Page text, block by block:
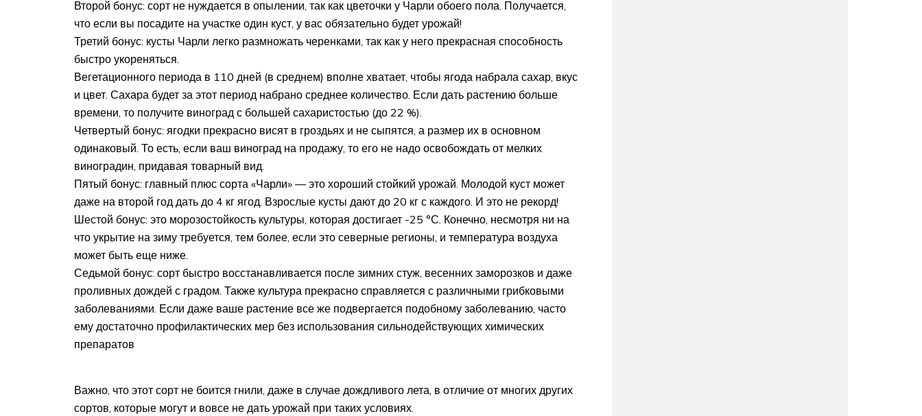
Второй бонус: сорт не нуждается в опылении, так как цветочки у Чарли обоего пола. Получается,
что если вы посадите на участке один куст, у вас обязательно будет урожай!
Третий бонус: кусты Чарли легко размножать черенками, так как у него прекрасная способность
быстро укореняться.
Вегетационного периода в 110 дней (в среднем) вполне хватает, чтобы ягода набрала сахар, вкус
и цвет. Сахара будет за этот период набрано среднее количество. Если дать растению больше
времени, то получите виноград с большей сахаристостью (до 22 %).
Четвертый бонус: ягодки прекрасно висят в гроздьях и не сыпятся, а размер их в основном
одинаковый. То есть, если ваш виноград на продажу, то его не надо освобождать от мелких
виноградин, придавая товарный вид.
Пятый бонус: главный плюс сорта «Чарли» — это хороший стойкий урожай. Молодой куст может
даже на второй год дать до 4 кг ягод. Взрослые кусты дают до 20 кг с каждого. И это не рекорд!
Шестой бонус: это морозостойкость культуры, которая достигает -25 °С. Конечно, несмотря ни на
что укрытие на зиму требуется, тем более, если это северные регионы, и температура воздуха
может быть еще ниже.
Седьмой бонус: сорт быстро восстанавливается после зимних стуж, весенних заморозков и даже
проливных дождей с градом. Также культура прекрасно справляется с различными грибковыми
заболеваниями. Если даже ваше растение все же подвергается подобному заболеванию, часто
ему достаточно профилактических мер без использования сильнодействующих химических
препаратов
Важно, что этот сорт не боится гнили, даже в случае дождливого лета, в отличие от многих других
сортов, которые могут и вовсе не дать урожай при таких условиях.